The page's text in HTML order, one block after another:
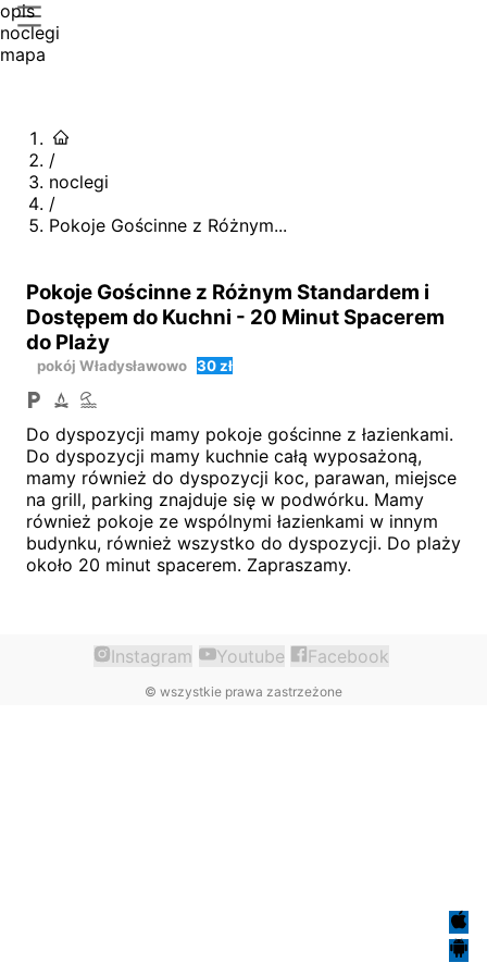
opis
noclegi
mapa
/
noclegi
/
Pokoje Gościnne z Różnym...
Pokoje Gościnne z Różnym Standardem i
Dostępem do Kuchni - 20 Minut Spacerem
do Plaży
pokój Władysławowo 30 zł
Do dyspozycji mamy pokoje gościnne z łazienkami.
Do dyspozycji mamy kuchnie całą wyposażoną,
mamy również do dyspozycji koc, parawan, miejsce
na grill, parking znajduje się w podwórku. Mamy
również pokoje ze wspólnymi łazienkami w innym
budynku, również wszystko do dyspozycji. Do plaży
około 20 minut spacerem. Zapraszamy.
Instagram Youtube Facebook
© wszystkie prawa zastrzeżone